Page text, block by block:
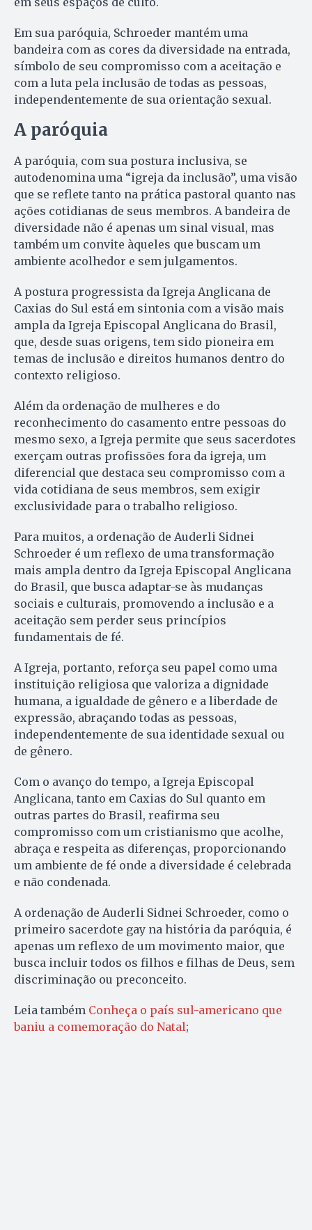
Em sua paróquia, Schroeder mantém uma
bandeira com as cores da diversidade na entrada,
símbolo de seu compromisso com a aceitação e
com a luta pela inclusão de todas as pessoas,
independentemente de sua orientação sexual.
A paróquia
A paróquia, com sua postura inclusiva, se
autodenomina uma “igreja da inclusão”, uma visão
que se reflete tanto na prática pastoral quanto nas
ações cotidianas de seus membros. A bandeira de
diversidade não é apenas um sinal visual, mas
também um convite àqueles que buscam um
ambiente acolhedor e sem julgamentos.
A postura progressista da Igreja Anglicana de
Caxias do Sul está em sintonia com a visão mais
ampla da Igreja Episcopal Anglicana do Brasil,
que, desde suas origens, tem sido pioneira em
temas de inclusão e direitos humanos dentro do
contexto religioso.
Além da ordenação de mulheres e do
reconhecimento do casamento entre pessoas do
mesmo sexo, a Igreja permite que seus sacerdotes
exerçam outras profissões fora da igreja, um
diferencial que destaca seu compromisso com a
vida cotidiana de seus membros, sem exigir
exclusividade para o trabalho religioso.
Para muitos, a ordenação de Auderli Sidnei
Schroeder é um reflexo de uma transformação
mais ampla dentro da Igreja Episcopal Anglicana
do Brasil, que busca adaptar-se às mudanças
sociais e culturais, promovendo a inclusão e a
aceitação sem perder seus princípios
fundamentais de fé.
A Igreja, portanto, reforça seu papel como uma
instituição religiosa que valoriza a dignidade
humana, a igualdade de gênero e a liberdade de
expressão, abraçando todas as pessoas,
independentemente de sua identidade sexual ou
de gênero.
Com o avanço do tempo, a Igreja Episcopal
Anglicana, tanto em Caxias do Sul quanto em
outras partes do Brasil, reafirma seu
compromisso com um cristianismo que acolhe,
abraça e respeita as diferenças, proporcionando
um ambiente de fé onde a diversidade é celebrada
e não condenada.
A ordenação de Auderli Sidnei Schroeder, como o
primeiro sacerdote gay na história da paróquia, é
apenas um reflexo de um movimento maior, que
busca incluir todos os filhos e filhas de Deus, sem
discriminação ou preconceito.
Leia também Conheça o país sul-americano que
baniu a comemoração do Natal;